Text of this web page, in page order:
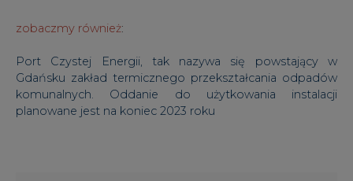
komunalnych. Oddanie do użytkowania instalacji